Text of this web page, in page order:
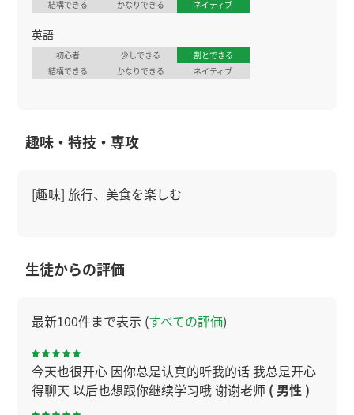
結構できる
かなりできる ネイティブ
英語
初心者 少しできる
割とできる
結構できる
かなりできる ネイティブ
趣味・特技・専攻
[趣味] 旅行、美食を楽しむ
生徒からの評価
最新100件まで表示 (すべての評価)
今天也很开心 因你总是认真的听我的话 我总是开心
得聊天 以后也想跟你继续学习哦 谢谢老师 ( 男性 )